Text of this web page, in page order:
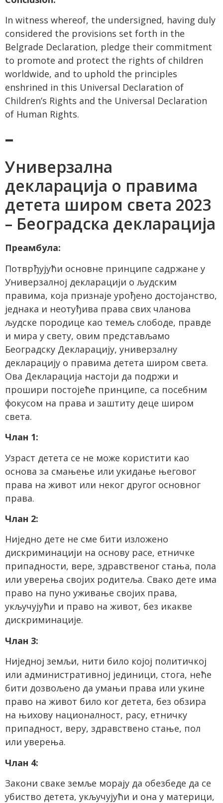
In witness whereof, the undersigned, having duly
considered the provisions set forth in the
Belgrade Declaration, pledge their commitment
to promote and protect the rights of children
worldwide, and to uphold the principles
enshrined in this Universal Declaration of
Children’s Rights and the Universal Declaration
of Human Rights.
–
Универзална
декларација о правима
детета широм света 2023
– Београдска декларација
Преамбула:
Потврђујући основне принципе садржане у
Универзалној декларацији о људским
правима, која признаје урођено достојанство,
једнака и неотуђива права свих чланова
људске породице као темељ слободе, правде
и мира у свету, овим представљамо
Београдску Декларацију, универзалну
декларацију о правима детета широм света.
Ова Декларација настоји да подржи и
прошири постојеће принципе, са посебним
фокусом на права и заштиту деце широм
света.
Члан 1:
Узраст детета се не може користити као
основа за смањење или укидање његовог
права на живот или неког другог основног
права.
Члан 2:
Ниједно дете не сме бити изложено
дискриминацији на основу расе, етничке
припадности, вере, здравственог стања, пола
или уверења својих родитеља. Свако дете има
право на пуно уживање својих права,
укључујући и право на живот, без икакве
дискриминације.
Члан 3:
Ниједној земљи, нити било којој политичкој
или административној јединици, стога, неће
бити дозвољено да умањи права или укине
право на живот било ког детета, без обзира
на њихову националност, расу, етничку
припадност, веру, здравствено стање, пол
или уверења.
Члан 4:
Закони сваке земље морају да обезбеде да се
убиство детета, укључујући и она у материци,